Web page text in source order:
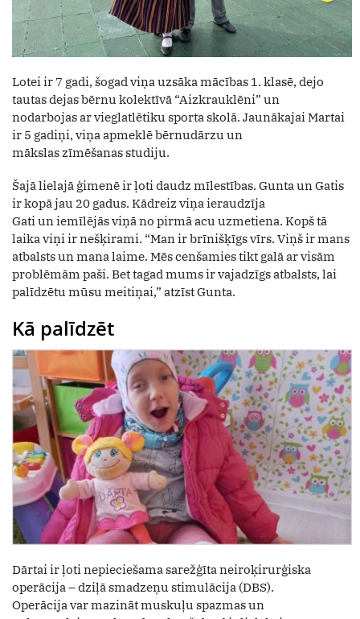
Lotei ir 7 gadi, šogad viņa uzsāka mācības 1. klasē, dejo
tautas dejas bērnu kolektīvā “Aizkrauklēni” un
nodarbojas ar vieglatlētiku sporta skolā. Jaunākajai Martai
ir 5 gadiņi, viņa apmeklē bērnudārzu un
mākslas zīmēšanas studiju.
Šajā lielajā ģimenē ir ļoti daudz mīlestības. Gunta un Gatis
ir kopā jau 20 gadus. Kādreiz viņa ieraudzīja
Gati un iemīlējās viņā no pirmā acu uzmetiena. Kopš tā
laika viņi ir nešķirami. “Man ir brīnišķīgs vīrs. Viņš ir mans
atbalsts un mana laime. Mēs cenšamies tikt galā ar visām
problēmām paši. Bet tagad mums ir vajadzīgs atbalsts, lai
palīdzētu mūsu meitiņai,” atzīst Gunta.
Kā palīdzēt
Dārtai ir ļoti nepieciešama sarežģīta neiroķirurģiska
operācija – dziļā smadzeņu stimulācija (DBS).
Operācija var mazināt muskuļu spazmas un